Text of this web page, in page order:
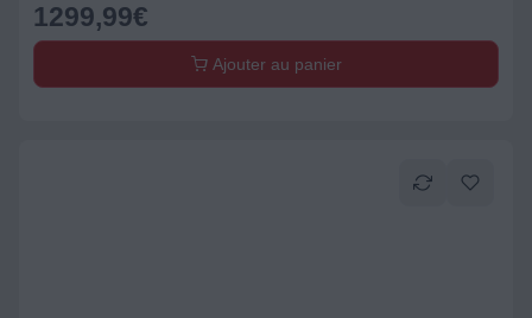
1299,99€
Ajouter au panier